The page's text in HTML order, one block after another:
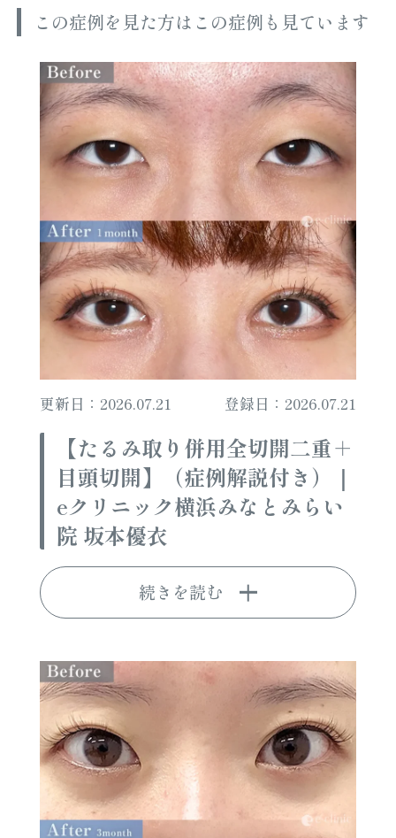
この症例を見た方はこの症例も見ています
更新日：2026.07.21 登録日：2026.07.21
【たるみ取り併用全切開二重＋
目頭切開】（症例解説付き）｜
eクリニック横浜みなとみらい
院 坂本優衣
続きを読む